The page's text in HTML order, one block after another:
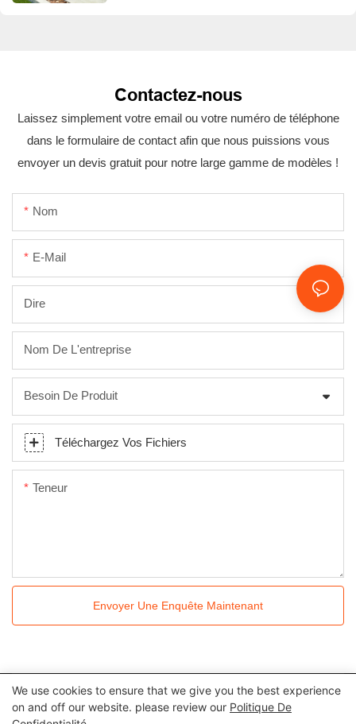
Contactez-nous
Laissez simplement votre email ou votre numéro de téléphone
dans le formulaire de contact afin que nous puissions vous
envoyer un devis gratuit pour notre large gamme de modèles !
Nom
E-Mail
Dire
Nom De L'entreprise
Besoin De Produit
Téléchargez Vos Fichiers
Teneur
Envoyer Une Enquête Maintenant
Tous droits réservés © 2024 Kingkonree International China
We use cookies to ensure that we give you the best experience
on and off our website. please review our Politique De